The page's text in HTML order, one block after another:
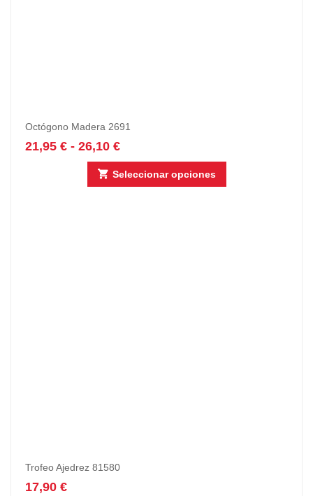
Octógono Madera 2691
21,95 € - 26,10 €
Seleccionar opciones
Trofeo Ajedrez 81580
17,90 €